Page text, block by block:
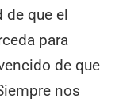
de que el
para
de que
nos